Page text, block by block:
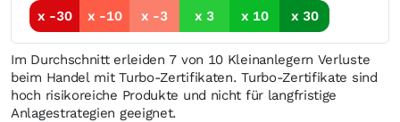
x -30
x -10 x -3 x 3 x 10 x 30
Im Durchschnitt erleiden 7 von 10 Kleinanlegern Verluste
beim Handel mit Turbo-Zertifikaten. Turbo-Zertifikate sind
hoch risikoreiche Produkte und nicht für langfristige
Anlagestrategien geeignet.